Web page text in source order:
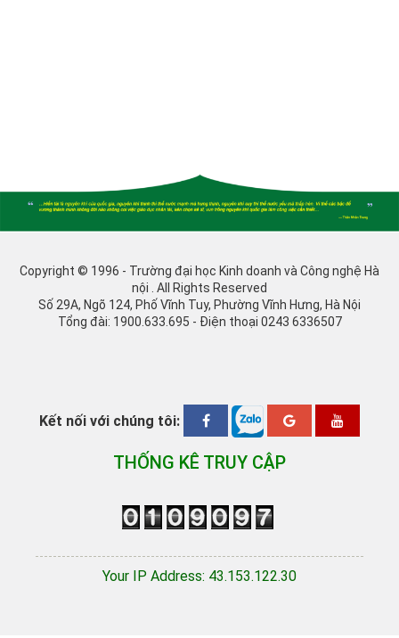
Copyright © 1996 - Trường đại học Kinh doanh và Công nghệ Hà
nội . All Rights Reserved
Số 29A, Ngõ 124, Phố Vĩnh Tuy, Phường Vĩnh Hưng, Hà Nội
Tổng đài: 1900.633.695 - Điện thoại 0243 6336507
Kết nối với chúng tôi:
THỐNG KÊ TRUY CẬP
Your IP Address: 43.153.122.30